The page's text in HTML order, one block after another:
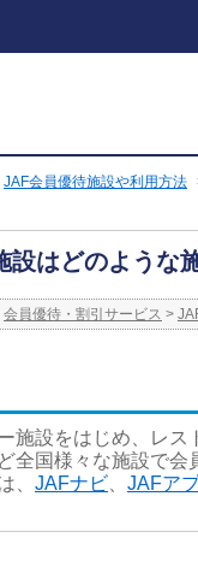
JAF会員優待施設や利用方法
設はどのような
会員優待・割引サービス >
施設をはじめ、レ
全国様々な施設で会
、 JAFナビ JAFア